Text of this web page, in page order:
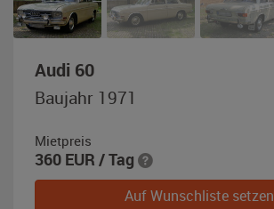
Audi 60,
Baujahr
1971,
/
weiß
Baujahr 1971
Mietpreis
360 EUR / Tag
Auf Wunschliste setzen